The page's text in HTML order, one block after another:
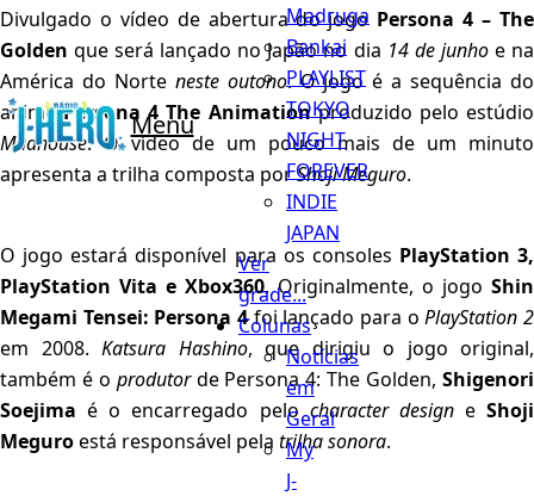
Menu
Madruga
Bankai
PLAYLIST
TOKYO
NIGHT
FOREVER
INDIE
JAPAN
Ver
grade...
Colunas
Notícias
em
Geral
My
J-
Divulgado o vídeo de abertura do jogo Persona 4 – The
Golden que será lançado no Japão no dia 14 de junhoe na
América do Norte neste outono. O jogo é a sequência do
animePersona 4 The Animationproduzido pelo estúdio
Madhouse. O vídeo de um pouco mais de um minuto
apresenta a trilha composta porShoji Meguro.
O jogo estará disponível para os consoles PlayStation 3,
PlayStation Vita e Xbox360. Originalmente, o jogo Shin
Megami Tensei: Persona 4foi lançado para oPlayStation 2
em 2008. Katsura Hashino, que dirigiu o jogo original,
também é o produtorde Persona 4: The Golden,Shigenori
Soejima é o encarregado pelocharacter designe Shoji
Meguroestá responsável pela trilha sonora.